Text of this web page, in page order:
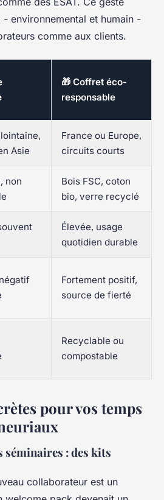
environnemental et humain -
comme aux clients.
🎁 Coffret éco-
responsable
Asie
France ou Europe,
circuits courts
non
Bois FSC, coton
bio, verre recyclé
Élevée, usage
quotidien durable
Fortement positif,
source de fierté
Recyclable ou
compostable
pour vos temps
séminaires : des kits
collaborateur est un